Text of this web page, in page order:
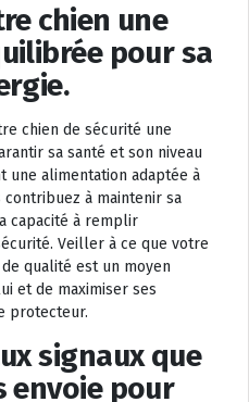
chien une
pour sa
chien de sécurité une
sa santé et son niveau
une alimentation adaptée à
à maintenir sa
capacité à remplir
Veiller à ce que votre
qualité est un moyen
et de maximiser ses
protecteur.
signaux que
envoie pour